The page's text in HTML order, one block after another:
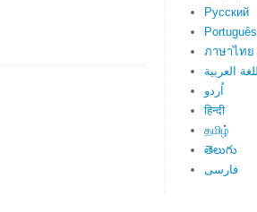
Русский
Português
ภาษาไทย
العربية
اُردو
हिन्दी
தமிழ்
తెలుగు
فارسی